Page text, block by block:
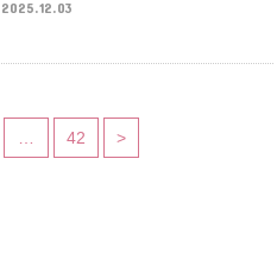
2025.12.03
42 >